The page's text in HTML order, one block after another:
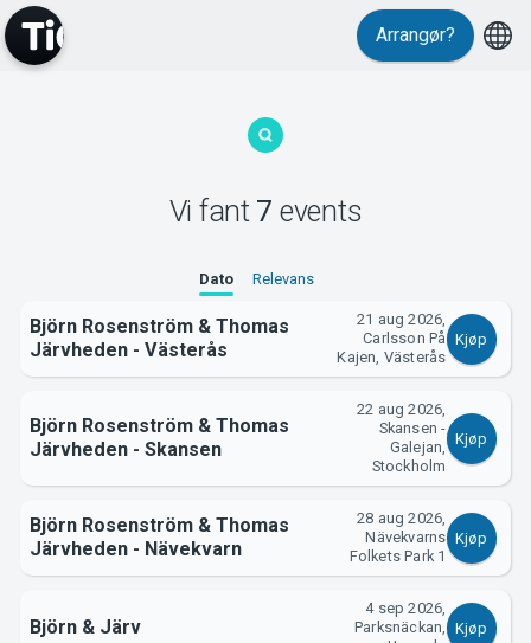
Support
Om Tickster
Arrangør?
Vi fant 7 events
Dato Relevans
Björn Rosenström & Thomas
Järvheden - Västerås
21 aug 2026,
Carlsson På
Kajen, Västerås
Kjøp
Björn Rosenström & Thomas
Järvheden - Skansen
22 aug 2026,
Skansen -
Galejan,
Stockholm
Kjøp
Björn Rosenström & Thomas
Järvheden - Nävekvarn
28 aug 2026,
Nävekvarns
Folkets Park 1
Kjøp
Björn & Järv
4 sep 2026,
Parksnäckan,
Kjøp